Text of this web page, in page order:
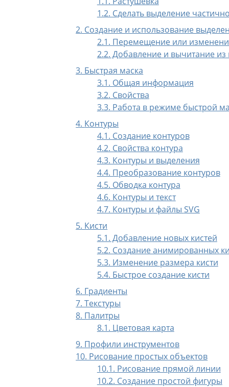
1.2. Сделать выделение
2. Создание и использование
2.1. Перемещение или
2.2. Добавление и вычитание
3. Быстрая маска
3.1. Общая информация
3.2. Свойства
3.3. Работа в режиме быстрой
4. Контуры
4.1. Создание контуров
4.2. Свойства контура
4.3. Контуры и выделения
4.4. Преобразование контуров
4.5. Обводка контура
4.6. Контуры и текст
4.7. Контуры и файлы SVG
5. Кисти
5.1. Добавление новых кистей
5.2. Создание анимированных
5.3. Изменение размера кисти
5.4. Быстрое создание кисти
6. Градиенты
7. Текстуры
8. Палитры
8.1. Цветовая карта
9. Профили инструментов
10. Рисование простых объектов
10.1. Рисование прямой линии
10.2. Создание простой фигуры